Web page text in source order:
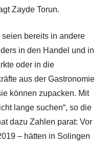
Zayde Torun.
bereits in andere
in den Handel und in
oder in die
aus der Gastronomie
können zupacken. Mit
lange suchen“, so die
dazu Zahlen parat: Vor
– hätten in Solingen